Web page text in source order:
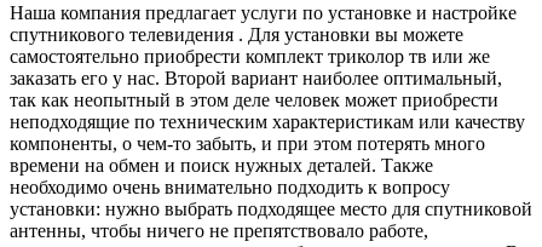
Наша компания предлагает услуги по установке и настройке
спутникового телевидения . Для установки вы можете
самостоятельно приобрести комплект триколор тв или же
заказать его у нас. Второй вариант наиболее оптимальный,
так как неопытный в этом деле человек может приобрести
неподходящие по техническим характеристикам или качеству
компоненты, о чем-то забыть, и при этом потерять много
времени на обмен и поиск нужных деталей. Также
необходимо очень внимательно подходить к вопросу
установки: нужно выбрать подходящее место для спутниковой
антенны, чтобы ничего не препятствовало работе,